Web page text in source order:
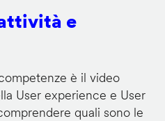
e
è il video
User experience e User
quali sono le